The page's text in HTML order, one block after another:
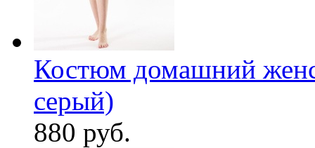
Костюм домашний
серый)
880 руб.